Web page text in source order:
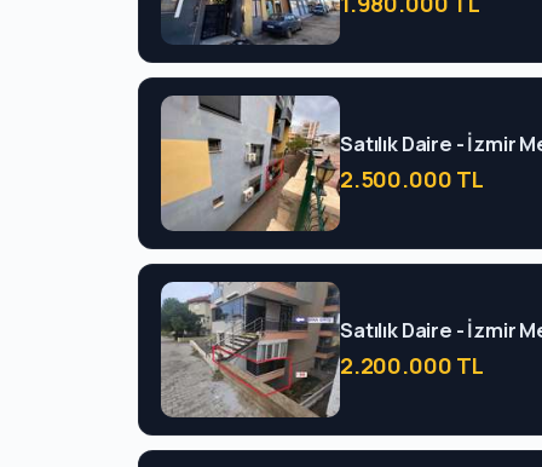
Satılık Daire - İzmir
2.500.000 TL
Satılık Daire - İzmir
2.200.000 TL